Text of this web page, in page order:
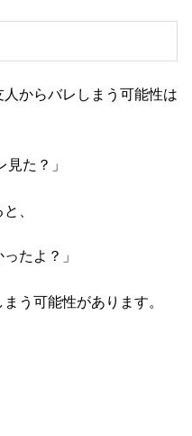
からバレしまう可能性は
た？」
、
たよ？」
う可能性があります。